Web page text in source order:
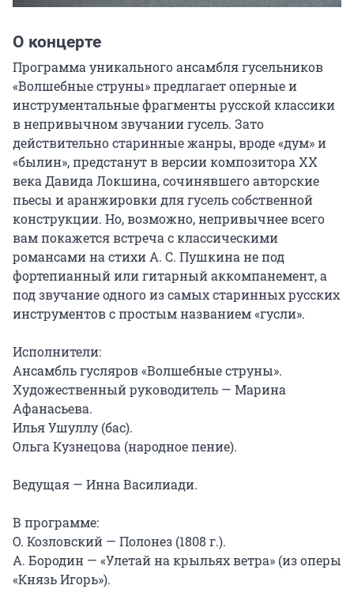
О концерте
Программа уникального ансамбля гусельников
«Волшебные струны» предлагает оперные и
инструментальные фрагменты русской классики
в непривычном звучании гусель. Зато
действительно старинные жанры, вроде «дум» и
«былин», предстанут в версии композитора ХХ
века Давида Локшина, сочинявшего авторские
пьесы и аранжировки для гусель собственной
конструкции. Но, возможно, непривычнее всего
вам покажется встреча с классическими
романсами на стихи А. С. Пушкина не под
фортепианный или гитарный аккомпанемент, а
под звучание одного из самых старинных русских
инструментов с простым названием «гусли».
Исполнители:
Ансамбль гусляров «Волшебные струны».
Художественный руководитель — Марина
Афанасьева.
Илья Ушуллу (бас).
Ольга Кузнецова (народное пение).
Ведущая — Инна Василиади.
В программе:
О. Козловский — Полонез (1808 г.).
А. Бородин — «Улетай на крыльях ветра» (из оперы
«Князь Игорь»).